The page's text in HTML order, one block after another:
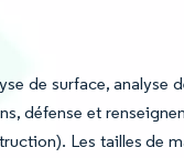
de surface, analyse
défense et
Les tailles de